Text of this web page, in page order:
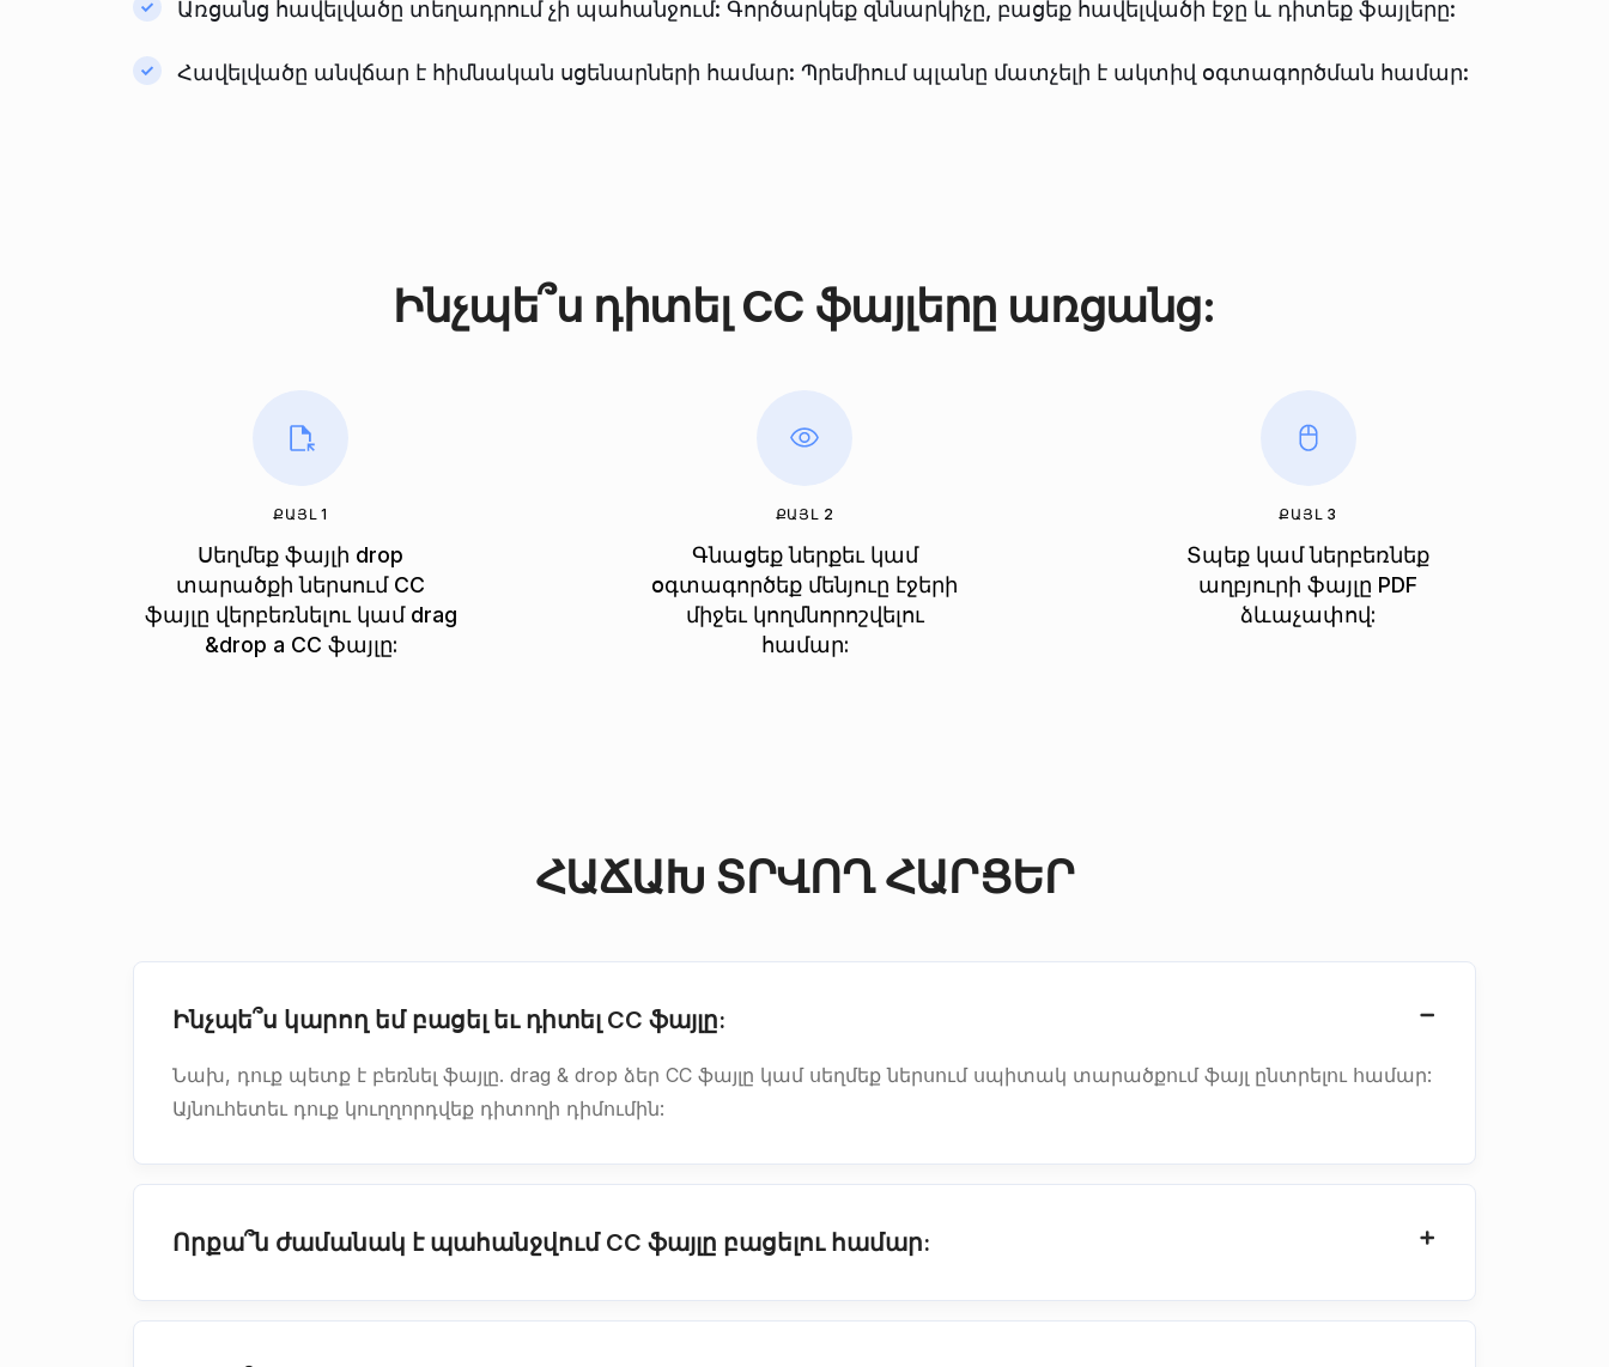
Առցանց հավելվածը տեղադրում չի պահանջում: Գործարկեք զննարկիչը, բացեք հավելվածի էջը և դիտեք ֆայլերը:
Հավելվածը անվճար է հիմնական սցենարների համար: Պրեմիում պլանը մատչելի է ակտիվ օգտագործման համար:
Ինչպե՞ս դիտել CC ֆայլերը առցանց:
ՔԱՅԼ 1
Սեղմեք ֆայլի drop
տարածքի ներսում CC
ֆայլը վերբեռնելու կամ drag
&drop a CC ֆայլը:
ՔԱՅԼ 2
Գնացեք ներքեւ կամ
օգտագործեք մենյուը էջերի
միջեւ կողմնորոշվելու
համար:
ՔԱՅԼ 3
Տպեք կամ ներբեռնեք
աղբյուրի ֆայլը PDF
ձևաչափով:
ՀԱՃԱԽ ՏՐՎՈՂ ՀԱՐՑԵՐ
Ինչպե՞ս կարող եմ բացել եւ դիտել CC ֆայլը:
Նախ, դուք պետք է բեռնել ֆայլը. drag & drop ձեր CC ֆայլը կամ սեղմեք ներսում սպիտակ տարածքում ֆայլ ընտրելու համար:
Այնուհետեւ դուք կուղղորդվեք դիտողի դիմումին:
Որքա՞ն ժամանակ է պահանջվում CC ֆայլը բացելու համար: